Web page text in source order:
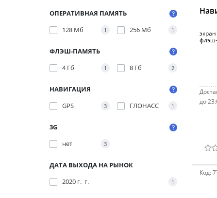
ОПЕРАТИВНАЯ ПАМЯТЬ
128 Мб
1 256 Мб 1
ФЛЭШ-ПАМЯТЬ
4 Гб
1 8 Гб 2
НАВИГАЦИЯ
GPS
3 ГЛОНАСС 1
3G
нет
3
ДАТА ВЫХОДА НА РЫНОК
2020 г. г.
1
флэш-
до
Код: